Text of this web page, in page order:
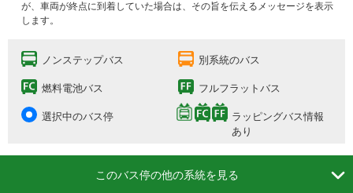
が、車両が終点に到着していた場合は、その旨を伝えるメッセージを表示
します。
ノンステップバス 別系統のバス
燃料電池バス フルフラットバス
選択中のバス停
ラッピングバス情報
あり
このバス停の他の系統を見る 